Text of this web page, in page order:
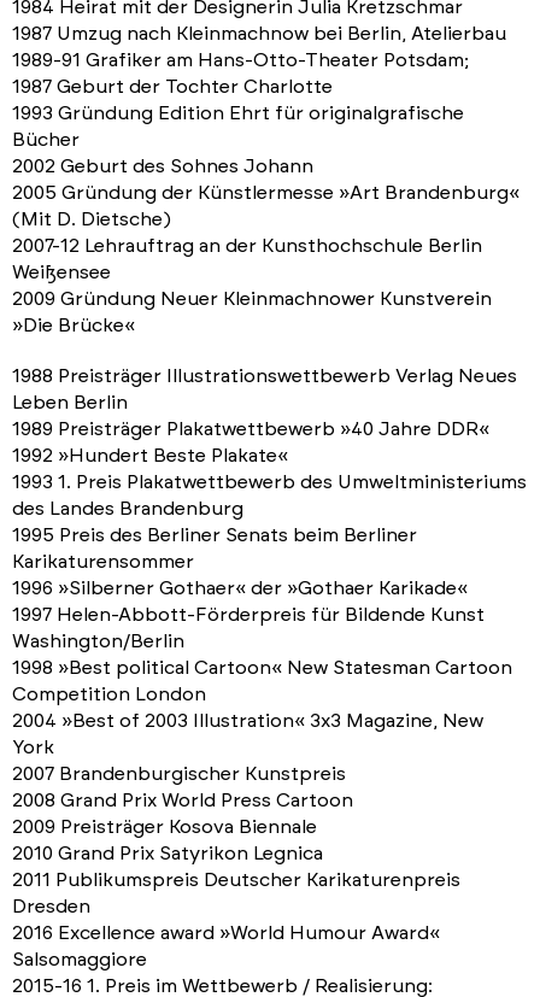
1984 Heirat mit der Designerin Julia Kretzschmar
1987 Umzug nach Kleinmachnow bei Berlin, Atelierbau
1989-91 Grafiker am Hans-Otto-Theater Potsdam;
1987 Geburt der Tochter Charlotte
1993 Gründung Edition Ehrt für originalgrafische
Bücher
2002 Geburt des Sohnes Johann
2005 Gründung der Künstlermesse »Art Brandenburg«
(Mit D. Dietsche)
2007-12 Lehrauftrag an der Kunsthochschule Berlin
Weißensee
2009 Gründung Neuer Kleinmachnower Kunstverein
»Die Brücke«
1988 Preisträger Illustrationswettbewerb Verlag Neues
Leben Berlin
1989 Preisträger Plakatwettbewerb »40 Jahre DDR«
1992 »Hundert Beste Plakate«
1993 1. Preis Plakatwettbewerb des Umweltministeriums
des Landes Brandenburg
1995 Preis des Berliner Senats beim Berliner
Karikaturensommer
1996 »Silberner Gothaer« der »Gothaer Karikade«
1997 Helen-Abbott-Förderpreis für Bildende Kunst
Washington/Berlin
1998 »Best political Cartoon« New Statesman Cartoon
Competition London
2004 »Best of 2003 Illustration« 3x3 Magazine, New
York
2007 Brandenburgischer Kunstpreis
2008 Grand Prix World Press Cartoon
2009 Preisträger Kosova Biennale
2010 Grand Prix Satyrikon Legnica
2011 Publikumspreis Deutscher Karikaturenpreis
Dresden
2016 Excellence award »World Humour Award«
Salsomaggiore
2015-16 1. Preis im Wettbewerb / Realisierung: